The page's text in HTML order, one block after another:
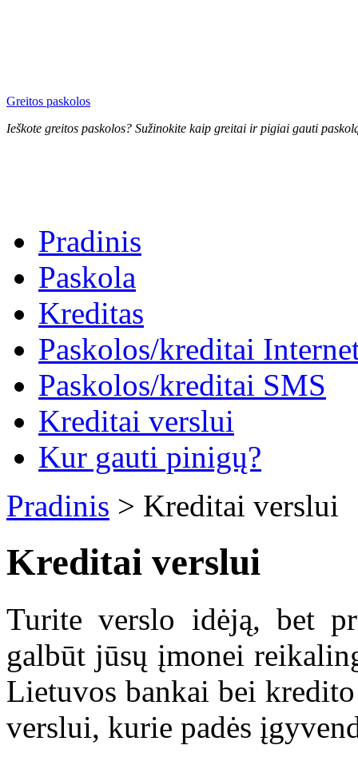
Greitos paskolos
Ieškote greitos paskolos? Sužinokite kaip greitai ir pigiai gauti
Pradinis
Paskola
Kreditas
Paskolos/kreditai
Paskolos/kreditai SMS
Kreditai verslui
Kur gauti pinigų?
Pradinis > Kreditai verslui
Kreditai verslui
Turite verslo idėją, bet
galbūt jūsų įmonei
Lietuvos bankai bei
verslui, kurie padės